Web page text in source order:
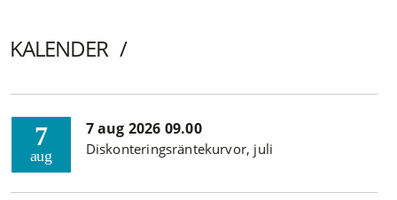
KALENDER
7
aug
7 aug 2026 09.00
Diskonteringsräntekurvor, juli